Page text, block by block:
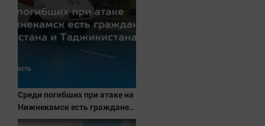
Последняя инстанция
Светская жизнь
Среди погибших при атаке на
Нижнекамск есть граждане
Узбекистана и Таджикистана